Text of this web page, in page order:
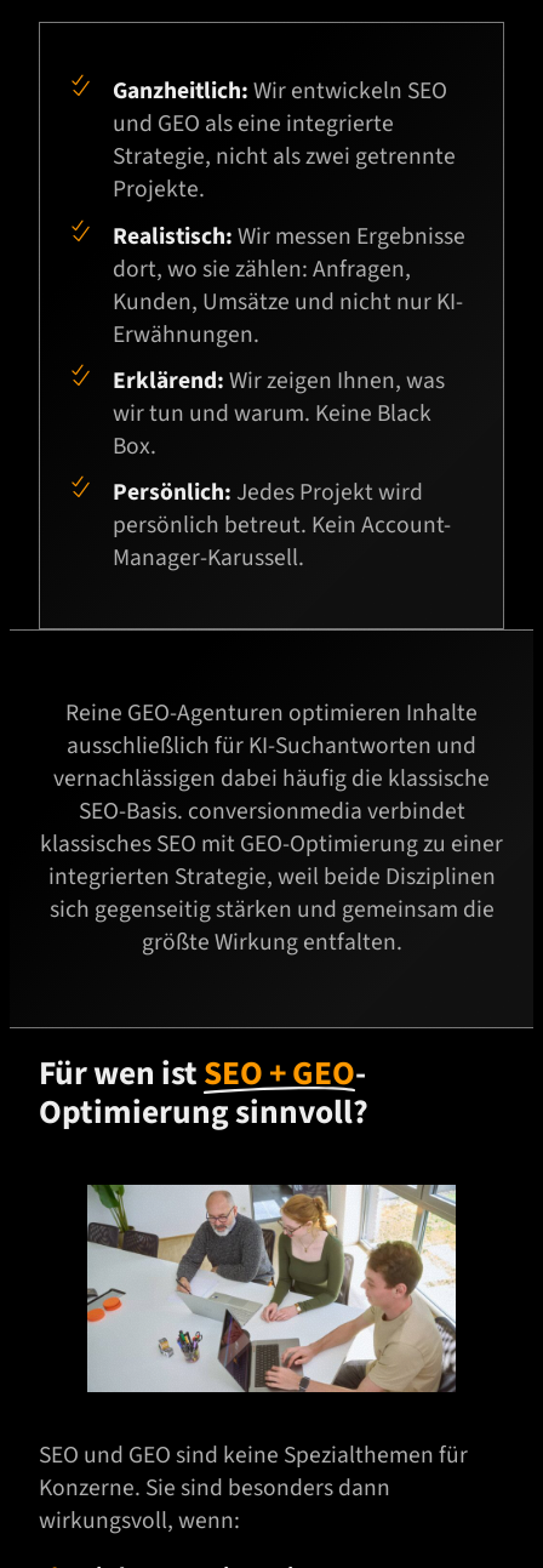
Ganzheitlich:Wir entwickeln SEO
und GEO als eine integrierte
Strategie, nicht als zwei getrennte
Projekte.
Realistisch:Wir messen Ergebnisse
dort, wo sie zählen: Anfragen,
Kunden, Umsätze und nicht nur KI-
Erwähnungen.
Erklärend:Wir zeigen Ihnen, was
wir tun und warum. Keine Black
Box.
Persönlich: Jedes Projekt wird
persönlich betreut. Kein Account-
Manager-Karussell.
Reine GEO-Agenturen optimieren Inhalte
ausschließlich für KI-Suchantworten und
vernachlässigen dabei häufig die klassische
SEO-Basis. conversionmedia verbindet
klassisches SEO mit GEO-Optimierung zu einer
integrierten Strategie, weil beide Disziplinen
sich gegenseitig stärken und gemeinsam die
größte Wirkung entfalten.
Für wen istSEO + GEO-
Optimierung sinnvoll?
SEO und GEO sind keine Spezialthemen für
Konzerne. Sie sind besonders dann
wirkungsvoll, wenn: